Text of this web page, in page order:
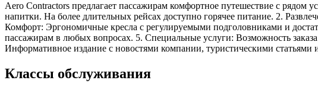
Aero Contractors предлагает пассажирам комфортное путешествие с рядом
напитки. На более длительных рейсах доступно горячее питание. 2.
Комфорт: Эргономичные кресла с регулируемыми подголовниками и
пассажирам в любых вопросах. 5. Специальные услуги: Возможность
Информативное издание с новостями компании, туристическими статьями
Классы обслуживания